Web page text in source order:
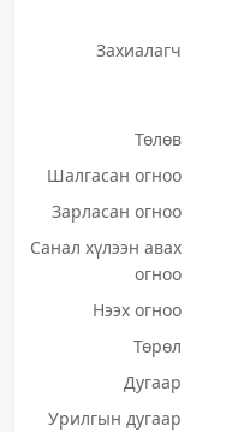
Захиалагч
Төлөв
Шалгасан огноо
Зарласан огноо
Санал хүлээн авах
огноо
Нээх огноо
Төрөл
Дугаар
Урилгын дугаар